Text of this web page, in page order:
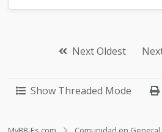
Next Oldest
Show Threaded Mode